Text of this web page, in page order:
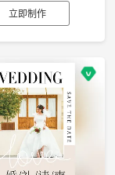
立即制作